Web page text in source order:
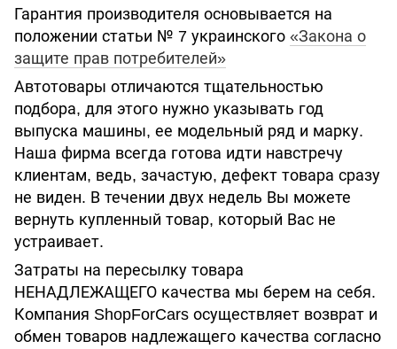
Гарантия производителя основывается на
положении статьи № 7 украинского «Закона о
защите прав потребителей»
Автотовары отличаются тщательностью
подбора, для этого нужно указывать год
выпуска машины, ее модельный ряд и марку.
Наша фирма всегда готова идти навстречу
клиентам, ведь, зачастую, дефект товара сразу
не виден. В течении двух недель Вы можете
вернуть купленный товар, который Вас не
устраивает.
Затраты на пересылку товара
НЕНАДЛЕЖАЩЕГО качества мы берем на себя.
Компания ShopForCars осуществляет возврат и
обмен товаров надлежащего качества согласно